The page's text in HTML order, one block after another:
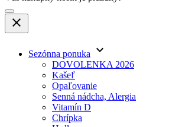
close
Sezónna ponuka keyboard_arrow_down
DOVOLENKA 2026
Kašeľ
Opaľovanie
Senná nádcha, Alergia
Vitamín D
Chrípka